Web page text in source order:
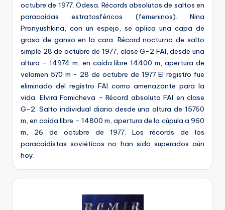
octubre de 1977. Odesa. Récords absolutos de saltos en
paracaídas estratosféricos (femeninos). Nina
Pronyushkina, con un espejo, se aplica una capa de
grasa de ganso en la cara. Récord nocturno de salto
simple 28 de octubre de 1977, clase G-2 FAI, desde una
altura - 14974 m, en caída libre 14400 m, apertura de
velamen 570 m - 28 de octubre de 1977 El registro fue
eliminado del registro FAI como amenazante para la
vida. Elvira Fomicheva - Récord absoluto FAI en clase
G-2. Salto individual diario desde una altura de 15760
m, en caída libre - 14800 m, apertura de la cúpula a 960
m, 26 de octubre de 1977. Los récords de los
paracaidistas soviéticos no han sido superados aún
hoy.